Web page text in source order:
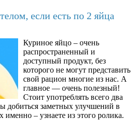
если есть по 2 яйца
Куриное яйцо – очень
распространенный и
доступный продукт, без
которого не могут представить
свой рацион многие из нас. А
главное — очень полезный!
Стоит употреблять всего два
добиться заметных улучшений в
именно – узнаете из этого ролика.